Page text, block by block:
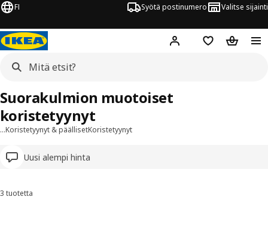
FI Syötä postinumero Valitse sijainti
Hej! Kirjaudu sisään
Suosikit
…Koristetyynyt & päällisetKoristetyynyt
Uusi alempi hinta
Suorakulmion muotoiset
koristetyynyt
Lajittele ja suodata
3 tuotetta